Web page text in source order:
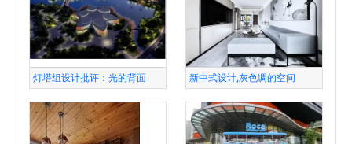
灯塔组设计批评：光的背面 新中式设计,灰色调的空间